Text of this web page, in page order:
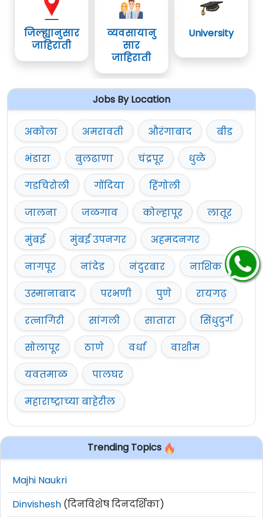
जिल्ह्यानुसार
जाहिराती
व्यवसायानु
सार
जाहिराती
University
Jobs By Location
अकोला अमरावती औरंगाबाद
बीड
भंडारा
बुलढाणा चंद्रपूर
धुळे
गडचिरोली
गोंदिया
हिंगोली
जालना
जळगाव कोल्हापूर
लातूर
मुंबई
मुंबई उपनगर
अहमदनगर
नागपूर
नांदेड नंदुरबार
नाशिक
उस्मानाबाद
परभणी पुणे
रायगढ़
रत्नागिरी
सांगली सातारा
सिंधुदुर्ग
सोलापूर
ठाणे वर्धा
वाशीम
यवतमाळ
पालघर
महाराष्ट्राच्या बाहेरील
Trending Topics
Majhi Naukri
Dinvishesh (दिनविशेष दिनदर्शिका)